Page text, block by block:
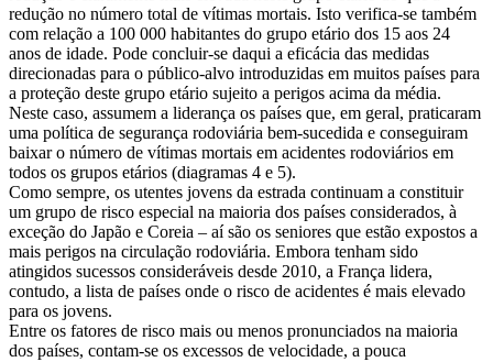
redução no número total de vítimas mortais. Isto verifica-se também
com relação a 100 000 habitantes do grupo etário dos 15 aos 24
anos de idade. Pode concluir-se daqui a eficácia das medidas
direcionadas para o público-alvo introduzidas em muitos países para
a proteção deste grupo etário sujeito a perigos acima da média.
Neste caso, assumem a liderança os países que, em geral, praticaram
uma política de segurança rodoviária bem-sucedida e conseguiram
baixar o número de vítimas mortais em acidentes rodoviários em
todos os grupos etários (diagramas 4 e 5).
Como sempre, os utentes jovens da estrada continuam a constituir
um grupo de risco especial na maioria dos países considerados, à
exceção do Japão e Coreia – aí são os seniores que estão expostos a
mais perigos na circulação rodoviária. Embora tenham sido
atingidos sucessos consideráveis desde 2010, a França lidera,
contudo, a lista de países onde o risco de acidentes é mais elevado
para os jovens.
Entre os fatores de risco mais ou menos pronunciados na maioria
dos países, contam-se os excessos de velocidade, a pouca